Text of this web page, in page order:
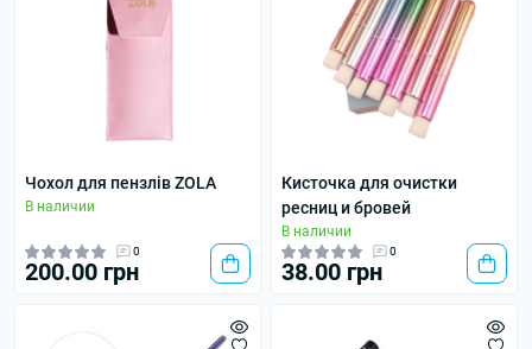
Чохол для пензлів ZOLA
В наличии
0
200.00 грн
Кисточка для очистки
ресниц и бровей
В наличии
0
38.00 грн